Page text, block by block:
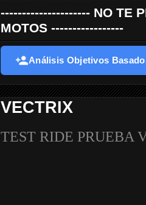
--------------------- NO TE
MOTOS -----------------
Análisis Objetivos
VECTRIX
TEST RIDE PRUEBA